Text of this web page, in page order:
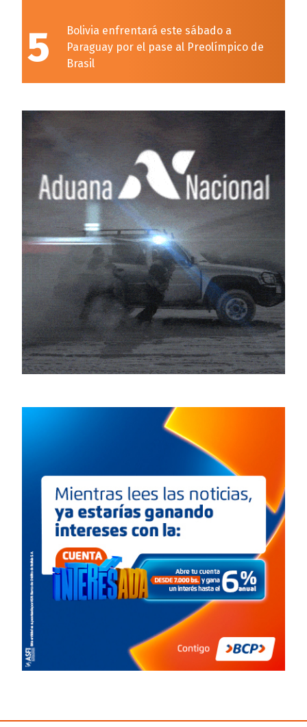
5
Bolivia enfrentará este sábado a
Paraguay por el pase al Preolímpico de
Brasil